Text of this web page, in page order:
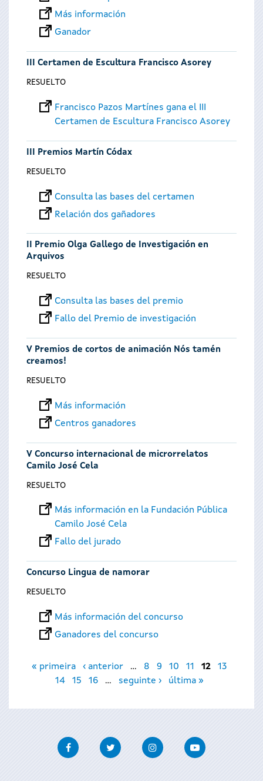
Más información
Ganador
III Certamen de Escultura Francisco Asorey
RESUELTO
Francisco Pazos Martínes gana el III
Certamen de Escultura Francisco Asorey
III Premios Martín Códax
RESUELTO
Consulta las bases del certamen
Relación dos gañadores
II Premio Olga Gallego de Investigación en
Arquivos
RESUELTO
Consulta las bases del premio
Fallo del Premio de investigación
V Premios de cortos de animación Nós tamén
creamos!
RESUELTO
Más información
Centros ganadores
V Concurso internacional de microrrelatos
Camilo José Cela
RESUELTO
Más información en la Fundación Pública
Camilo José Cela
Fallo del jurado
Concurso Lingua de namorar
RESUELTO
Más información del concurso
Ganadores del concurso
Páginas
« primeira ‹ anterior … 8 9 10 11 12
13
14
15 16 … seguinte › última »
FacebookTwitter InstagramYoutube